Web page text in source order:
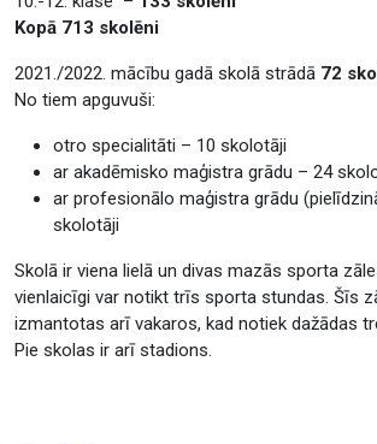
Kopā 713 skolēni
2021./2022. mācību gadā skolā strādā 72
No tiem apguvuši:
otro specialitāti – 10 skolotāji
ar akadēmisko maģistra grādu – 24
ar profesionālo maģistra grādu
skolotāji
Skolā ir viena lielā un divas mazās sporta
vienlaicīgi var notikt trīs sporta stundas. Šīs
izmantotas arī vakaros, kad notiek dažādas
Pie skolas ir arī stadions.